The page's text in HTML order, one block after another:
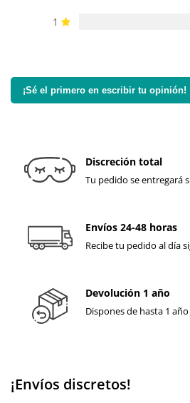
1
¡Sé el primero en escribir tu opinión!
Discreción total
Tu pedido se entregará
Envíos 24-48 horas
Recibe tu pedido al día
Devolución 1 año
Dispones de hasta 1
¡Envíos discretos!